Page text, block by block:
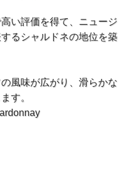
い評価を得て、ニュージ
るシャルドネの地位を築
風味が広がり、滑らかな
す。